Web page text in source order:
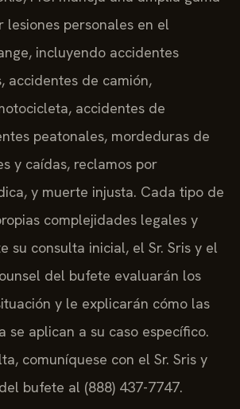
lesiones personales en el
incluyendo accidentes
accidentes de camión,
accidentes de
peatonales, mordeduras de
y caídas, reclamos por
y muerte injusta. Cada tipo de
complejidades legales y
su consulta inicial, el Sr. Sris y el
del bufete evaluarán los
y le explicarán cómo las
se aplican a su caso específico.
comuníquese con el Sr. Sris y
bufete al (888) 437-7747.